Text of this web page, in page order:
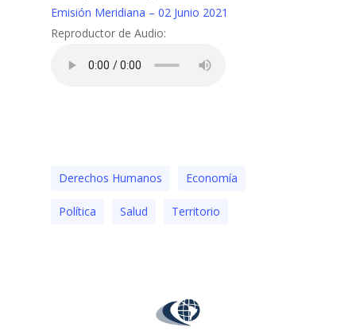
Emisión Meridiana – 02 Junio 2021
Reproductor de Audio:
Derechos Humanos Economía
Polí­tica Salud Territorio